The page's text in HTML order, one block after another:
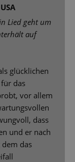
Lied geht um
auf
glücklichen
das
vor allem
dass
und er nach
das